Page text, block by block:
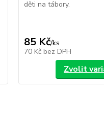
děti na tábory.
85 Kč/ks
70 Kč bez DPH
Zvolit